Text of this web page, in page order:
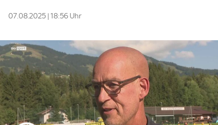
07.08.2025 | 18:56 Uhr